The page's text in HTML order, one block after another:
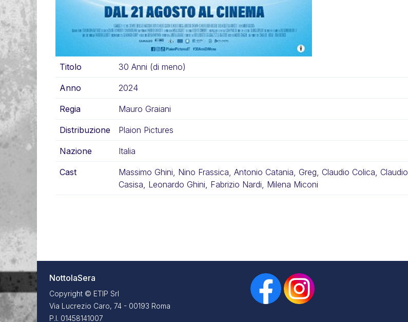
Titolo 30 Anni (di meno)
Anno 2024
Regia Mauro Graiani
Distribuzione Plaion Pictures
Nazione Italia
Cast
Massimo Ghini, Nino Frassica, Antonio Catania, Greg, Claudio Colica, Claudio
Casisa, Leonardo Ghini, Fabrizio Nardi, Milena Miconi
NottolaSera
Copyright © ETIP Srl
Via Lucrezio Caro, 74 - 00193 Roma
P.I. 01458141007